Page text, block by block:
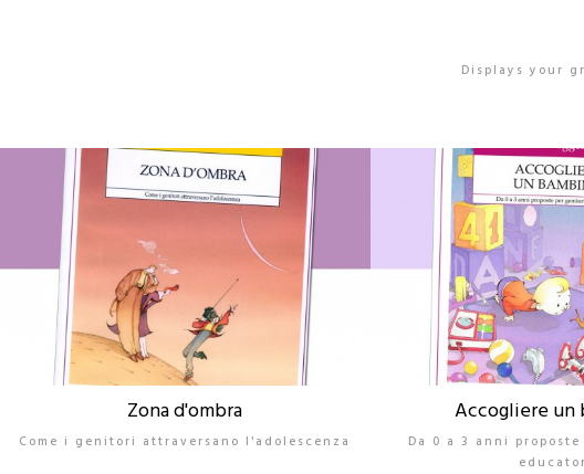
Displays your
Zona d'ombra
Come i genitori attraversano l'adolescenza
Accogliere un
Da 0 a 3 anni